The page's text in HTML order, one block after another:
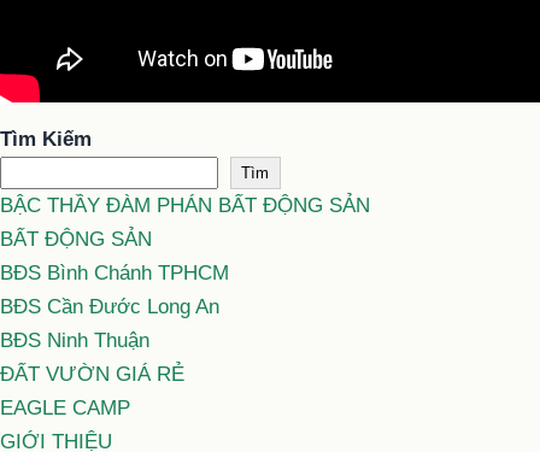
Tìm Kiếm
Tìm
BẬC THẦY ĐÀM PHÁN BẤT ĐỘNG SẢN
BẤT ĐỘNG SẢN
BĐS Bình Chánh TPHCM
BĐS Cần Đước Long An
BĐS Ninh Thuận
ĐẤT VƯỜN GIÁ RẺ
EAGLE CAMP
GIỚI THIỆU